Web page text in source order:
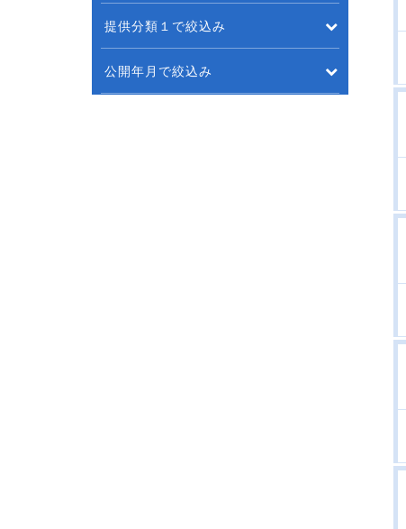
提供分類１で絞込み
公開年月で絞込み